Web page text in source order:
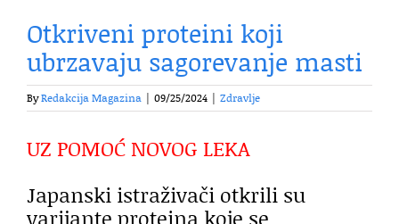
Otkriveni proteini koji
ubrzavaju sagorevanje masti
ByRedakcija Magazina 09/25/2024 Zdravlje
UZ POMOĆ NOVOG LEKA
Japanski istraživači otkrili su
varijante proteina koje se